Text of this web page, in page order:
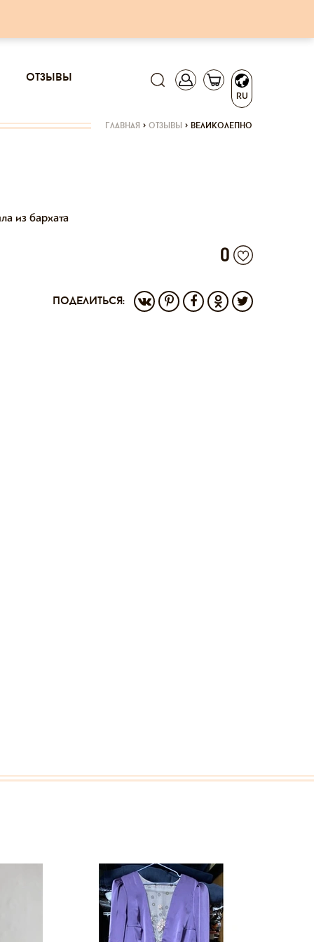
RU
отзывы
главная > отзывы > великолепно
из бархата
0
поделиться: